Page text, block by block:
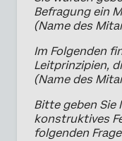
Befragung ein
(Name des
Im Folgenden
Leitprinzipien,
(Name des
Bitte geben Sie
konstruktives
folgenden